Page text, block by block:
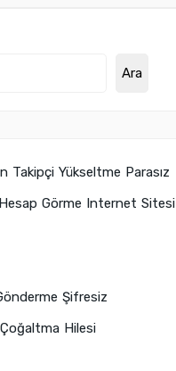
Ara
Takipçi Yükseltme Parasız
Görme Internet Sitesi
Şifresiz
Hilesi